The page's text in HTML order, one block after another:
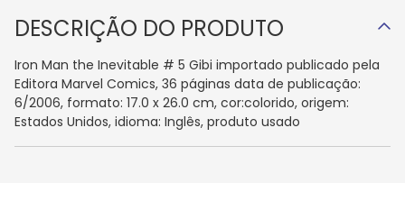
DESCRIÇÃO DO PRODUTO
Iron Man the Inevitable # 5 Gibi importado publicado pela
Editora Marvel Comics, 36 páginas data de publicação:
6/2006, formato: 17.0 x 26.0 cm, cor:colorido, origem:
Estados Unidos, idioma: Inglês, produto usado